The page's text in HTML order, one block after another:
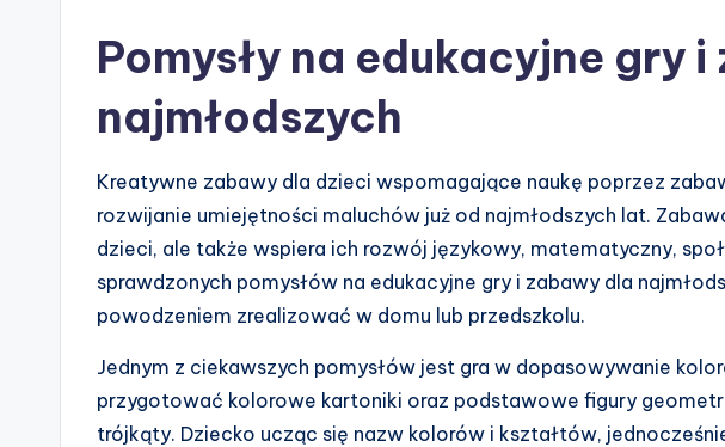
Pomysły na edukacyjne gry
najmłodszych
Kreatywne zabawy dla dzieci wspomagające naukę poprzez
rozwijanie umiejętności maluchów już od najmłodszych lat.
dzieci, ale także wspiera ich rozwój językowy, matematyczny,
sprawdzonych pomysłów na edukacyjne gry i zabawy dla
powodzeniem zrealizować w domu lub przedszkolu.
Jednym z ciekawszych pomysłów jest gra w dopasowywanie
przygotować kolorowe kartoniki oraz podstawowe figury
trójkąty. Dziecko ucząc się nazw kolorów i kształtów,